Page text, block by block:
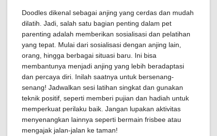
Doodles dikenal sebagai anjing yang cerdas dan mudah
dilatih. Jadi, salah satu bagian penting dalam pet
parenting adalah memberikan sosialisasi dan pelatihan
yang tepat. Mulai dari sosialisasi dengan anjing lain,
orang, hingga berbagai situasi baru. Ini bisa
membantunya menjadi anjing yang lebih beradaptasi
dan percaya diri. Inilah saatnya untuk bersenang-
senang! Jadwalkan sesi latihan singkat dan gunakan
teknik positif, seperti memberi pujian dan hadiah untuk
memperkuat perilaku baik. Jangan lupakan aktivitas
menyenangkan lainnya seperti bermain frisbee atau
mengajak jalan-jalan ke taman!